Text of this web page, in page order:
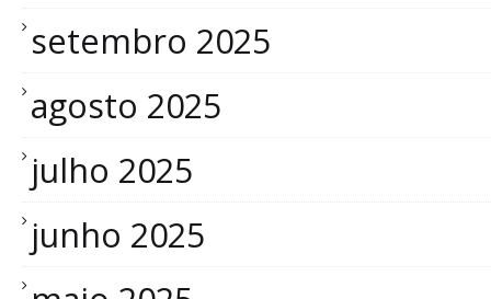
setembro 2025
agosto 2025
julho 2025
junho 2025